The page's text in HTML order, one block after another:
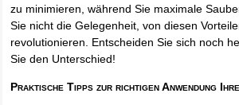
zu minimieren, während Sie maximale
Sie nicht die Gelegenheit, von diesen
revolutionieren. Entscheiden Sie sich noch
Sie den Unterschied!
Praktische Tipps zur richtigen Anwendung